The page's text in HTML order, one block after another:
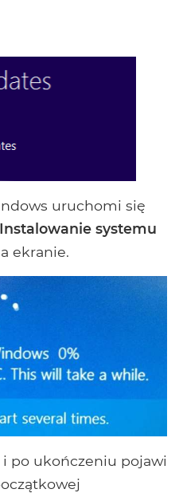
uruchomi się
Instalowanie systemu
ekranie.
i po ukończeniu pojawi